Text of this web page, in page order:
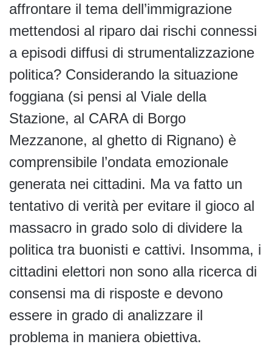
affrontare il tema dell’immigrazione
mettendosi al riparo dai rischi connessi
a episodi diffusi di strumentalizzazione
politica? Considerando la situazione
foggiana (si pensi al Viale della
Stazione, al CARA di Borgo
Mezzanone, al ghetto di Rignano) è
comprensibile l’ondata emozionale
generata nei cittadini. Ma va fatto un
tentativo di verità per evitare il gioco al
massacro in grado solo di dividere la
politica tra buonisti e cattivi. Insomma, i
cittadini elettori non sono alla ricerca di
consensi ma di risposte e devono
essere in grado di analizzare il
problema in maniera obiettiva.